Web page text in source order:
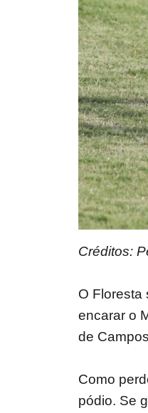
Créditos:
O Floresta
encarar o
de
Como
pódio. Se